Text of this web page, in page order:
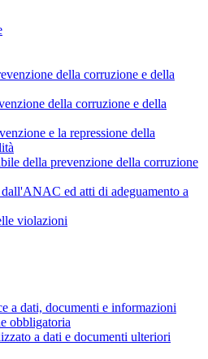
della corruzione e della
della corruzione e della
e la repressione della
della prevenzione della corruzione
ed atti di adeguamento a
violazioni
a dati, documenti e informazioni
obbligatoria
a dati e documenti ulteriori